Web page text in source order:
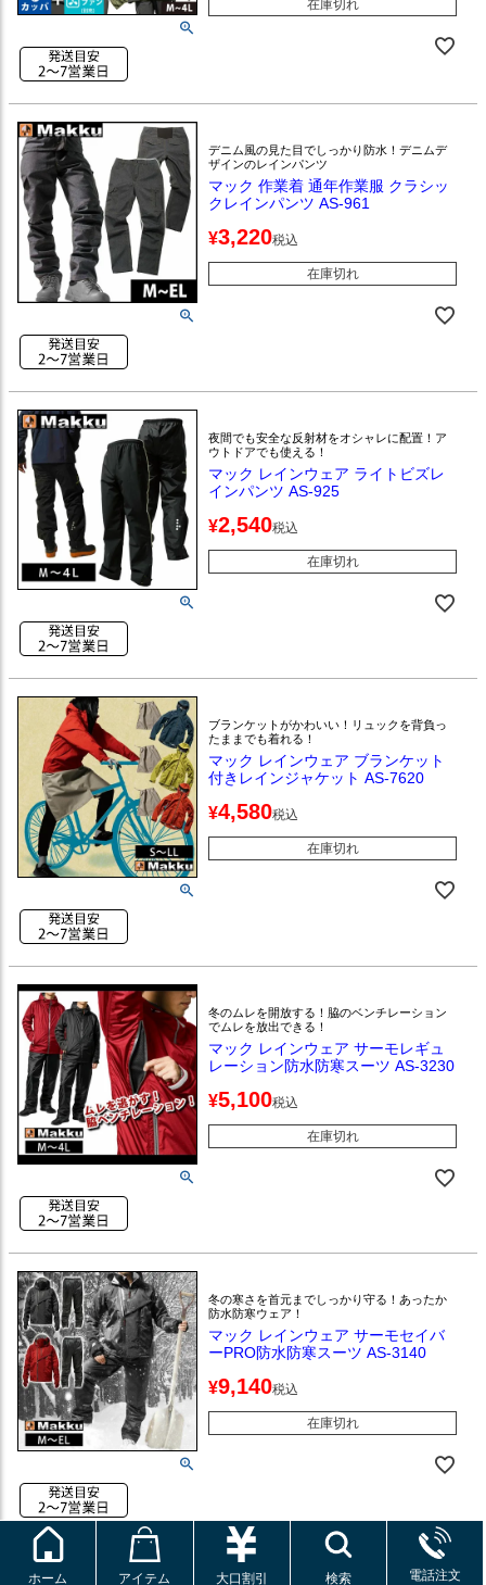
在庫切れ
デニム風の見た目でしっかり防水！デニムデ
ザインのレインパンツ
マック 作業着 通年作業服 クラシッ
クレインパンツ AS-961
¥3,220税込
在庫切れ
夜間でも安全な反射材をオシャレに配置！ア
ウトドアでも使える！
マック レインウェア ライトビズレ
インパンツ AS-925
¥2,540税込
在庫切れ
ブランケットがかわいい！リュックを背負っ
たままでも着れる！
マック レインウェア ブランケット
付きレインジャケット AS-7620
¥4,580税込
在庫切れ
冬のムレを開放する！脇のベンチレーション
でムレを放出できる！
マック レインウェア サーモレギュ
レーション防水防寒スーツ AS-3230
¥5,100税込
在庫切れ
冬の寒さを首元までしっかり守る！あったか
防水防寒ウェア！
マック レインウェア サーモセイバ
ーPRO防水防寒スーツ AS-3140
¥9,140税込
在庫切れ
ホーム アイテム 大口割引 検索 電話注文